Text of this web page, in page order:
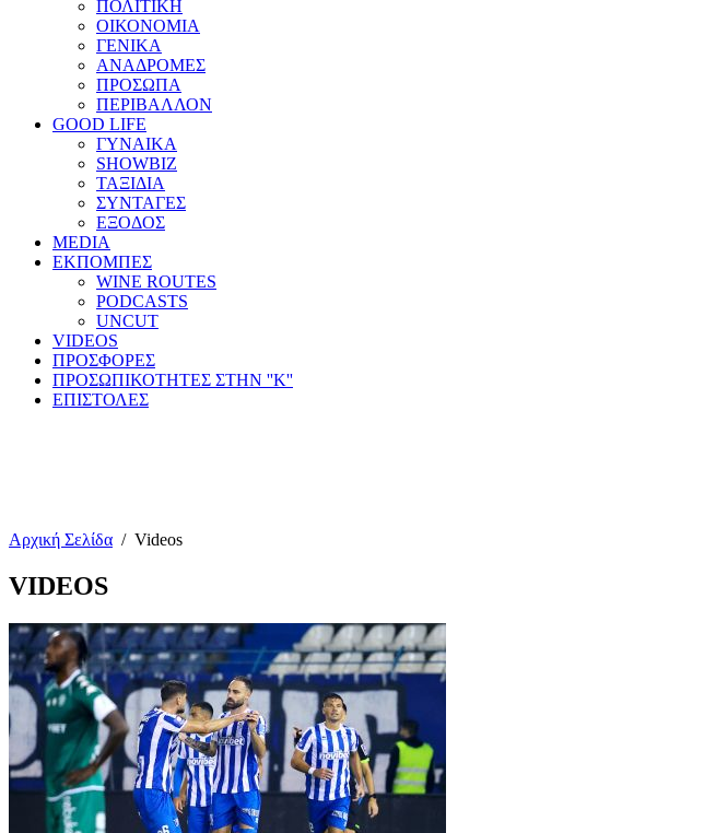
ΠΟΛΙΤΙΚΗ
ΟΙΚΟΝΟΜΙΑ
ΓΕΝΙΚΑ
ΑΝΑΔΡΟΜΕΣ
ΠΡΟΣΩΠΑ
ΠΕΡΙΒΑΛΛΟΝ
GOOD LIFE
ΓΥΝΑΙΚΑ
SHOWBIZ
ΤΑΞΙΔΙΑ
ΣΥΝΤΑΓΕΣ
ΕΞΟΔΟΣ
MEDIA
ΕΚΠΟΜΠΕΣ
WINE ROUTES
PODCASTS
UNCUT
VIDEOS
ΠΡΟΣΦΟΡΕΣ
ΠΡΟΣΩΠΙΚΟΤΗΤΕΣ ΣΤΗΝ ''Κ''
ΕΠΙΣΤΟΛΕΣ
Αρχική Σελίδα / Videos
VIDEOS